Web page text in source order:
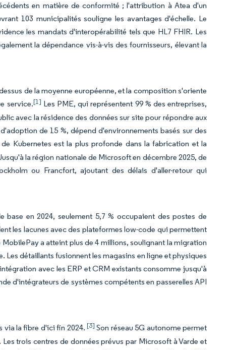
en matière de conformité ; l'attribution à Atea d'un
103 municipalités souligne les avantages d'échelle. Le
les mandats d'interopérabilité tels que HL7 FHIR. Les
la dépendance vis-à-vis des fournisseurs, élevant la
de la moyenne européenne, et la composition s'oriente
service.[1] Les PME, qui représentent 99 % des entreprises,
avec la résidence des données sur site pour répondre aux
de 15 %, dépend d'environnements basés sur des
Kubernetes est la plus profonde dans la fabrication et la
la région nationale de Microsoft en décembre 2025, de
ou Francfort, ajoutant des délais d'aller-retour qui
base en 2024, seulement 5,7 % occupaient des postes de
les lacunes avec des plateformes low-code qui permettent
a atteint plus de 4 millions, soulignant la migration
détaillants fusionnent les magasins en ligne et physiques
avec les ERP et CRM existants consomme jusqu'à
d'intégrateurs de systèmes compétents en passerelles API
via la fibre d'ici fin 2024. [3] Son réseau 5G autonome permet
trois centres de données prévus par Microsoft à Varde et